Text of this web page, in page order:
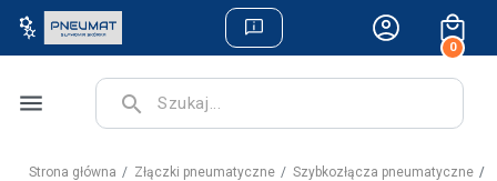
0
menu search
Strona główna Złączki pneumatyczne Szybkozłącza pneumatyczne